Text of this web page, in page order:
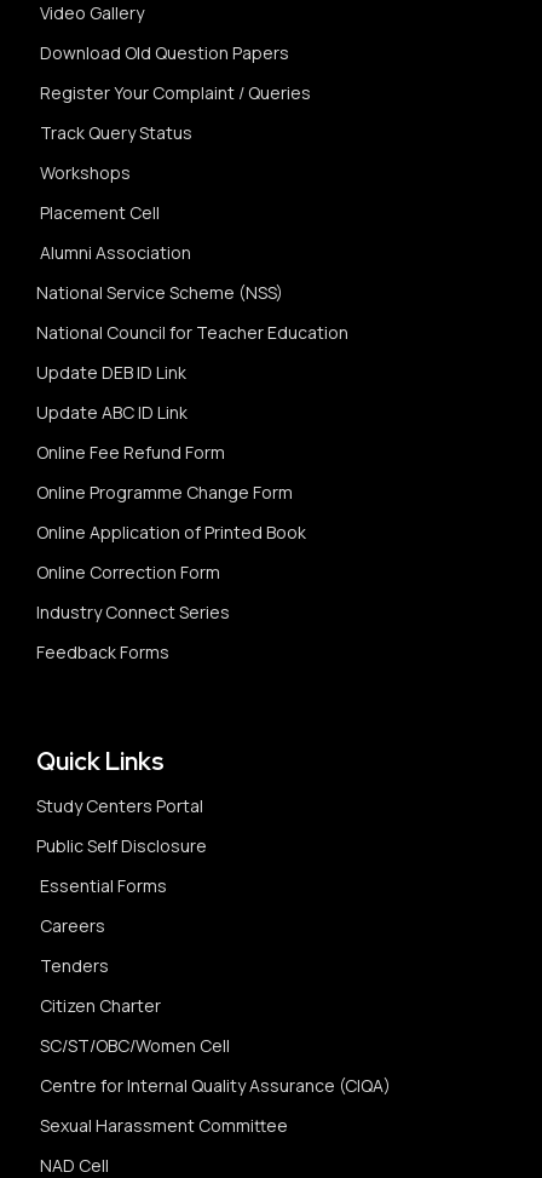
Video Gallery
Download Old Question Papers
Register Your Complaint / Queries
Track Query Status
Workshops
Placement Cell
Alumni Association
National Service Scheme (NSS)
National Council for Teacher Education
Update DEB ID Link
Update ABC ID Link
Online Fee Refund Form
Online Programme Change Form
Online Application of Printed Book
Online Correction Form
Industry Connect Series
Feedback Forms
Quick Links
Study Centers Portal
Public Self Disclosure
Essential Forms
Careers
Tenders
Citizen Charter
SC/ST/OBC/Women Cell
Centre for Internal Quality Assurance (CIQA)
Sexual Harassment Committee
NAD Cell